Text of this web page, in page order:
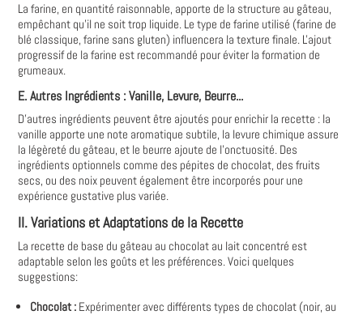
La farine, en quantité raisonnable, apporte de la structure au gâteau,
empêchant qu'il ne soit trop liquide. Le type de farine utilisé (farine de
blé classique, farine sans gluten) influencera la texture finale. L'ajout
progressif de la farine est recommandé pour éviter la formation de
grumeaux.
E. Autres Ingrédients : Vanille, Levure, Beurre...
D'autres ingrédients peuvent être ajoutés pour enrichir la recette : la
vanille apporte une note aromatique subtile, la levure chimique assure
la légèreté du gâteau, et le beurre ajoute de l'onctuosité. Des
ingrédients optionnels comme des pépites de chocolat, des fruits
secs, ou des noix peuvent également être incorporés pour une
expérience gustative plus variée.
II. Variations et Adaptations de la Recette
La recette de base du gâteau au chocolat au lait concentré est
adaptable selon les goûts et les préférences. Voici quelques
suggestions:
Chocolat : Expérimenter avec différents types de chocolat (noir, au